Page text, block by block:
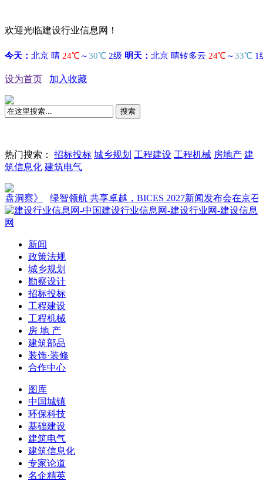
欢迎光临建设行业信息网！
设为首页 加入收藏
搜索
热门搜索： 招标投标 城乡规划 工程建设 工程机械 房地产 建
筑信息化 建筑电气
察》 绿智领航 共享卓越，BICES 2027新闻发布会在京召开
新闻
政策法规
城乡规划
勘察设计
招标投标
工程建设
工程机械
房 地 产
建筑部品
装饰·装修
合作中心
图库
中国城镇
环保科技
基础建设
建筑电气
建筑信息化
专家论道
名企精英